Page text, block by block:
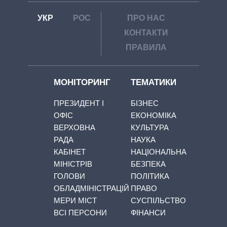
УКР РОС
ПРО НАС
КОНТАКТИ
ПРАВИЛА
МОНІТОРИНГ
ПРЕЗИДЕНТ І
ОФІС
ВЕРХОВНА
РАДА
КАБІНЕТ
МІНІСТРІВ
ГОЛОВИ
ОБЛАДМІНІСТРАЦІЙ
МЕРИ МІСТ
ВСІ ПЕРСОНИ
ТЕМАТИКИ
БІЗНЕС
ЕКОНОМІКА
КУЛЬТУРА
НАУКА
НАЦІОНАЛЬНА
БЕЗПЕКА
ПОЛІТИКА
ПРАВО
СУСПІЛЬСТВО
ФІНАНСИ